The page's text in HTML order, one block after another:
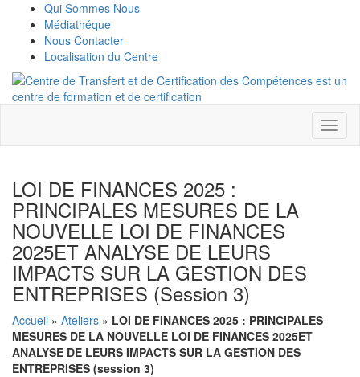
Qui Sommes Nous
Médiathéque
Nous Contacter
Localisation du Centre
LOI DE FINANCES 2025 :
PRINCIPALES MESURES DE LA
NOUVELLE LOI DE FINANCES
2025ET ANALYSE DE LEURS
IMPACTS SUR LA GESTION DES
ENTREPRISES (session 3)
Accueil » Ateliers » LOI DE FINANCES 2025 : PRINCIPALES
MESURES DE LA NOUVELLE LOI DE FINANCES 2025ET
ANALYSE DE LEURS IMPACTS SUR LA GESTION DES
ENTREPRISES (session 3)